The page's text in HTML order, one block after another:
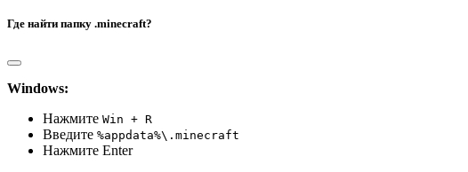
Где найти папку .minecraft?
Windows:
Нажмите Win + R
Введите %appdata%\.minecraft
Нажмите Enter